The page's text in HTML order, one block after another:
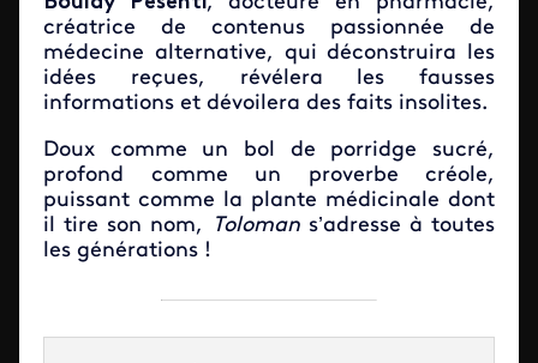
créatrice de contenus passionnée de
médecine alternative, qui déconstruira les
idées reçues, révélera les fausses
informations et dévoilera des faits insolites.
Doux comme un bol de porridge sucré,
profond comme un proverbe créole,
puissant comme la plante médicinale dont
il tire son nom,
Toloman s’adresse à toutes
les générations !